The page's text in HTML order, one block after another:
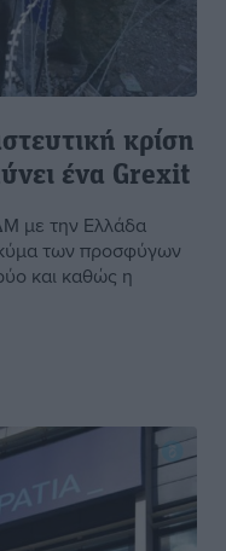
κρίση
ένα Grexit
με την Ελλάδα
των προσφύγων
και καθώς η